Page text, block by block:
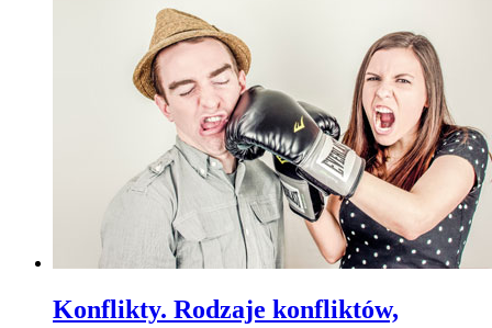
Konflikty. Rodzaje konfliktów,